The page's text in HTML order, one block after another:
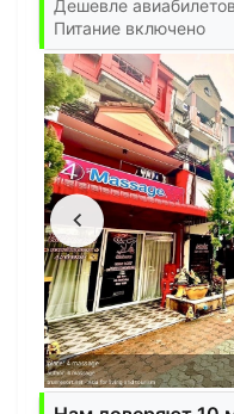
Дешевле
Питание включено